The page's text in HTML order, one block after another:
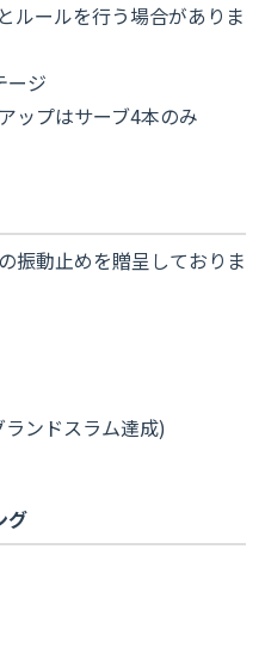
ルールを行う場合がありま
ージ
ップはサーブ4本のみ
振動止めを贈呈しておりま
ンドスラム達成)
グ